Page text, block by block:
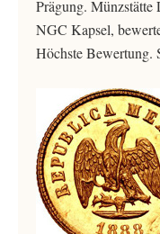
Prägung.
NGC Kapsel,
Höchste Bewertung.